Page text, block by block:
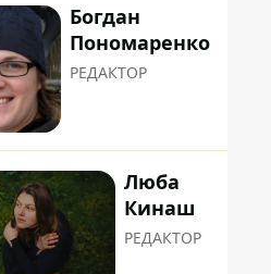
Богдан
Пономаренко
РЕДАКТОР
Люба
Кинаш
РЕДАКТОР